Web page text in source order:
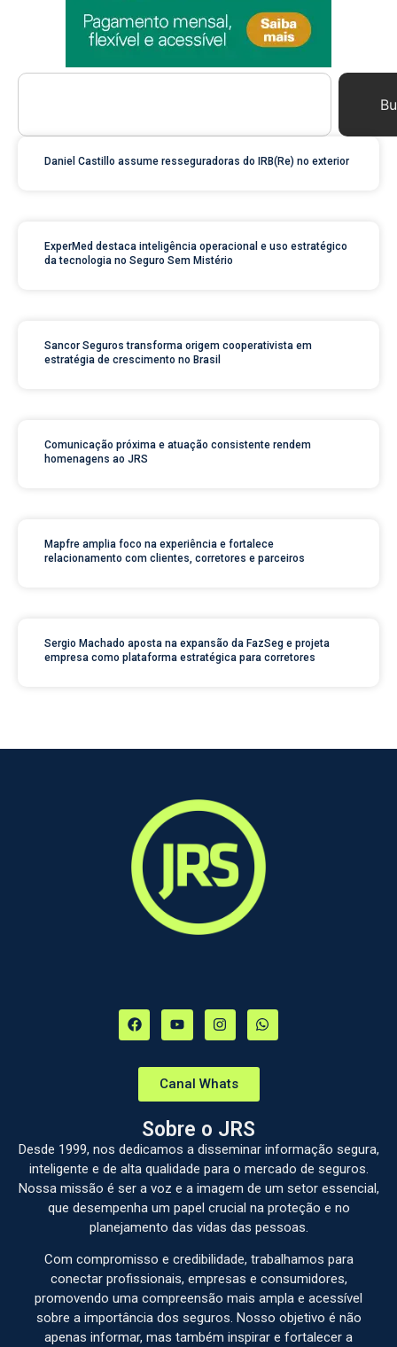
Daniel Castillo assume resseguradoras do IRB(Re) no exterior
ExperMed destaca inteligência operacional e uso estratégico
da tecnologia no Seguro Sem Mistério
Sancor Seguros transforma origem cooperativista em
estratégia de crescimento no Brasil
Comunicação próxima e atuação consistente rendem
homenagens ao JRS
Mapfre amplia foco na experiência e fortalece
relacionamento com clientes, corretores e parceiros
Sergio Machado aposta na expansão da FazSeg e projeta
empresa como plataforma estratégica para corretores
Canal Whats
Sobre o JRS
Desde 1999, nos dedicamos a disseminar informação segura,
inteligente e de alta qualidade para o mercado de seguros.
Nossa missão é ser a voz e a imagem de um setor essencial,
que desempenha um papel crucial na proteção e no
planejamento das vidas das pessoas.
Com compromisso e credibilidade, trabalhamos para
conectar profissionais, empresas e consumidores,
promovendo uma compreensão mais ampla e acessível
sobre a importância dos seguros. Nosso objetivo é não
apenas informar, mas também inspirar e fortalecer a